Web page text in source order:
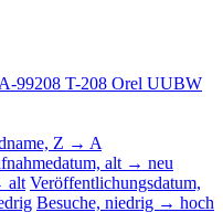
99208 T-208 Orel UUBW
Z → A
alt → neu
alt Veröffentlichungsdatum,
Besuche, niedrig → hoch